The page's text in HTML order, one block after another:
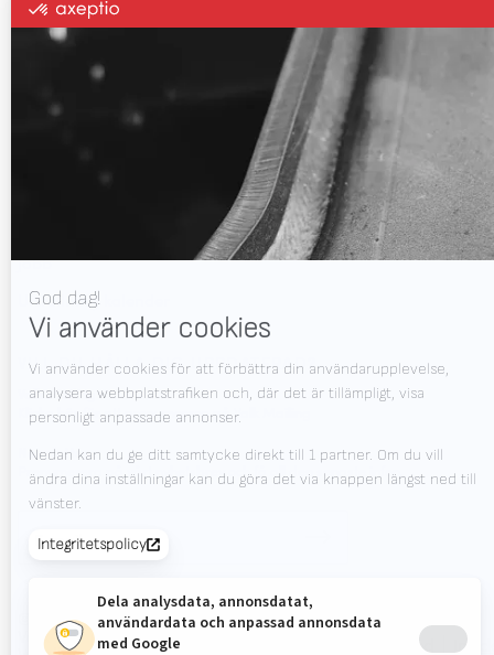
Nedladdningar
Om Valk Welding
Jobb
Utställning kalender
VILL DU HÅLLA DIG UPPDATERAD?
Valk Mailing
Klicka här för att prenumerera på Valk Mailing
Newsletter
Prenumerera på vårt nyhetsbrev och få all den senaste infon.
© 2026
Valk Disclaimer Privacy Uppförandekod